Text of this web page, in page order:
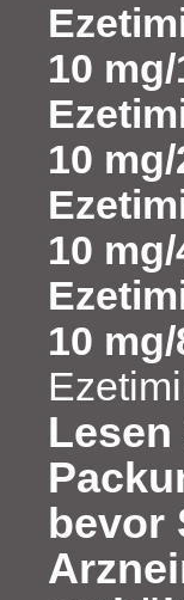
10
10
10
10
bevor